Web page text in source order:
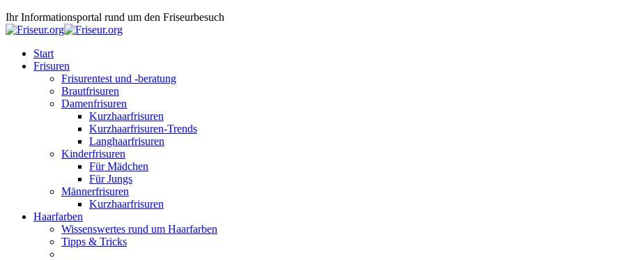
Ihr Informationsportal rund um den Friseurbesuch
Start
Frisuren
Frisurentest und -beratung
Brautfrisuren
Damenfrisuren
Kurzhaarfrisuren
Kurzhaarfrisuren-Trends
Langhaarfrisuren
Kinderfrisuren
Für Mädchen
Für Jungs
Männerfrisuren
Kurzhaarfrisuren
Haarfarben
Wissenswertes rund um Haarfarben
Tipps & Tricks